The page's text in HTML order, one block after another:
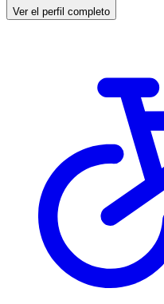
Ver el perfil completo